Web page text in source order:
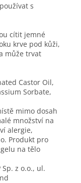
s
cítit jemné
krve pod kůži,
může trvat
Castor Oil,
Sorbate,
mimo dosah
množství na
alergie,
Produkt pro
na tělo
Sp. z o.o., ul.